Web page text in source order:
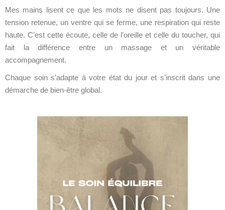
Mes mains lisent ce que les mots ne disent pas toujours. Une
tension retenue, un ventre qui se ferme, une respiration qui reste
haute. C’est cette écoute, celle de l’oreille et celle du toucher, qui
fait la différence entre un massage et un véritable
accompagnement.
Chaque soin s’adapte à votre état du jour et s’inscrit dans une
démarche de bien-être global.